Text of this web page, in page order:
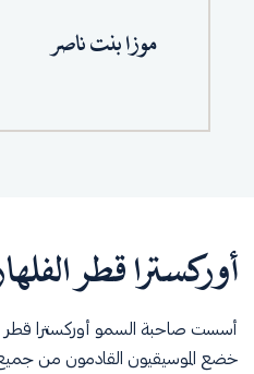
موزا بنت ناصر
أوركسترا قطر
خضع الموسيقيون القادمون من جميع